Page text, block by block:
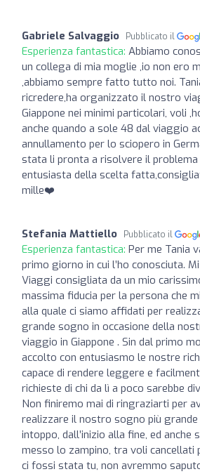
Gabriele Salvaggio Pubblicato il
Esperienza fantastica: Abbiamo
un collega di mia moglie ,io non ero
,abbiamo sempre fatto tutto noi.
ricredere,ha organizzato il nostro
Giappone nei minimi particolari, voli
anche quando a sole 48 dal viaggio
annullamento per lo sciopero in
stata li pronta a risolvere il problema
entusiasta della scelta
mille❤️
Stefania Mattiello Pubblicato il
Esperienza fantastica: Per me Tania
primo giorno in cui l’ho conosciuta.
Viaggi consigliata da un mio
massima fiducia per la persona che
alla quale ci siamo affidati per
grande sogno in occasione della
viaggio in Giappone . Sin dal primo
accolto con entusiasmo le nostre
capace di rendere leggere e
richieste di chi da lì a poco sarebbe
Non finiremo mai di ringraziarti per
realizzare il nostro sogno più grande
intoppo, dall’inizio alla fine, ed anche
messo lo zampino, tra voli cancellati
ci fossi stata tu, non avremmo